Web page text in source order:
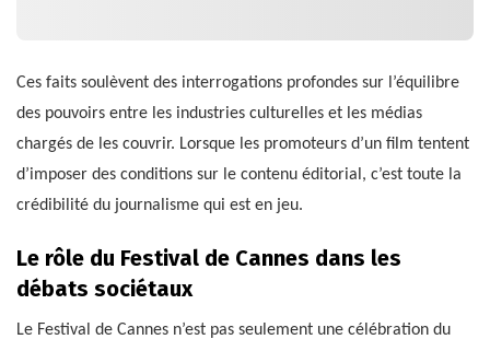
Ces faits soulèvent des interrogations profondes sur l’équilibre
des pouvoirs entre les industries culturelles et les médias
chargés de les couvrir. Lorsque les promoteurs d’un film tentent
d’imposer des conditions sur le contenu éditorial, c’est toute la
crédibilité du journalisme qui est en jeu.
Le rôle du Festival de Cannes dans les
débats sociétaux
Le Festival de Cannes n’est pas seulement une célébration du